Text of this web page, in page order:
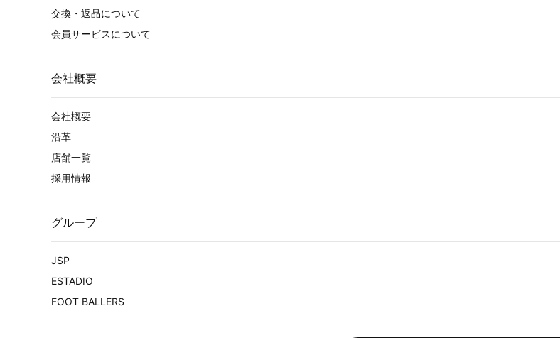
交換・返品について
会員サービスについて
会社概要
会社概要
沿革
店舗一覧
採用情報
グループ
JSP
ESTADIO
FOOT BALLERS